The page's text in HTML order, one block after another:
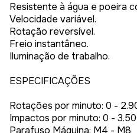
Resistente à água e poeira
Velocidade variável.
Rotação reversível.
Freio instantâneo.
Iluminação de trabalho.
ESPECIFICAÇÕES
Rotações por minuto: 0 -
Impactos por minuto: 0 -
Parafuso Máquina: M4 - M8